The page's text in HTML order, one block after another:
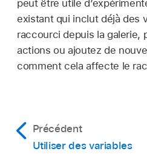
peut être utile
existant qui inclut déjà des
raccourci depuis la galerie,
actions ou ajoutez de
comment cela affecte le
Précédent
Utiliser des variables